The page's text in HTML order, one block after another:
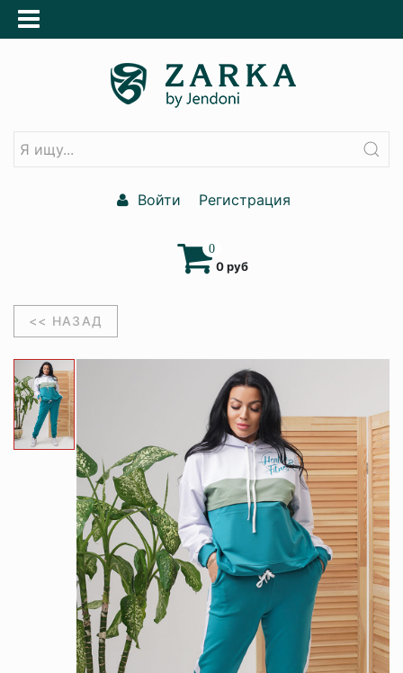
Войти Регистрация
0
0 руб
<< НАЗАД